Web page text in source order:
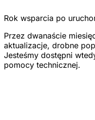
Rok wsparcia po
Przez dwanaście
aktualizacje, drobne
Jesteśmy dostępni
pomocy technicznej.